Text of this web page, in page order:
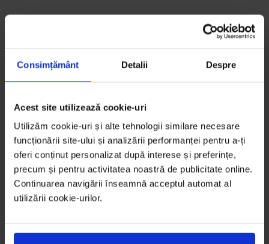
Consimțământ Detalii Despre
Acest site utilizează cookie-uri
Utilizăm cookie-uri și alte tehnologii similare necesare
funcționării site-ului și analizării performanței pentru a-ți
oferi conținut personalizat după interese și preferințe,
precum și pentru activitatea noastră de publicitate online.
Continuarea navigării înseamnă acceptul automat al
utilizării cookie-urilor.